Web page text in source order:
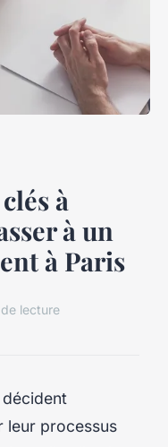
à
à un
à Paris
lecture
leur processus